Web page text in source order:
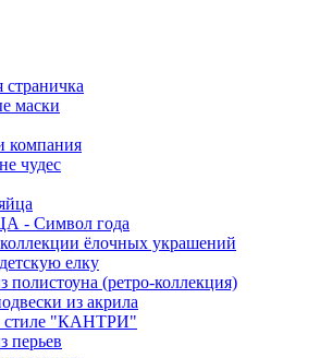
маски
компания
чудес
- Символ года
ёлочных украшений
елку
полистоуна (ретро-коллекция)
из акрила
стиле "КАНТРИ"
перьев